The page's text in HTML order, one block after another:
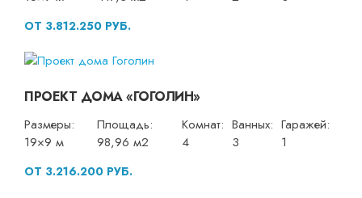
ОТ 3.812.250 РУБ.
ПРОЕКТ ДОМА «ГОГОЛИН»
Размеры:
19×9 м
Площадь:
98,96 м2
Комнат:
4
Ванных:
3
Гаражей:
1
ОТ 3.216.200 РУБ.